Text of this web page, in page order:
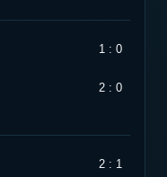
1 : 0
2 : 0
2 : 1